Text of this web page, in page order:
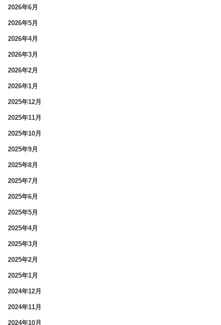
2026年6月
2026年5月
2026年4月
2026年3月
2026年2月
2026年1月
2025年12月
2025年11月
2025年10月
2025年9月
2025年8月
2025年7月
2025年6月
2025年5月
2025年4月
2025年3月
2025年2月
2025年1月
2024年12月
2024年11月
2024年10月